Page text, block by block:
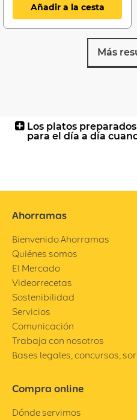
Añadir a la cesta
Más
Los platos
para el día a día
Ahorramas
Bienvenido Ahorramas
Quiénes somos
El Mercado
Videorrecetas
Sostenibilidad
Servicios
Comunicación
Trabaja con nosotros
Bases legales, concursos,
Compra online
Dónde servimos